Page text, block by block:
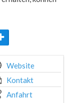
Website
Kontakt
Anfahrt